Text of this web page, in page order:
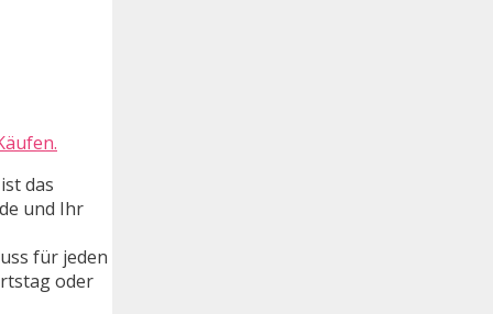
das
und Ihr
für jeden
oder